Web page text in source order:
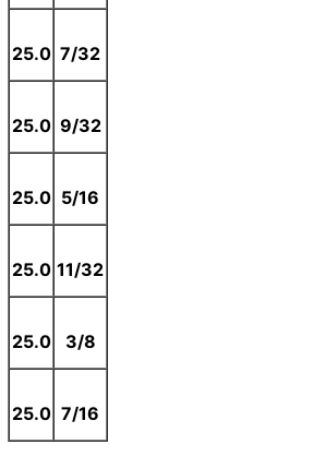
7/32
25.0
9/32
25.0
5/16
25.0
11/32
25.0
3/8
25.0
7/16
25.0